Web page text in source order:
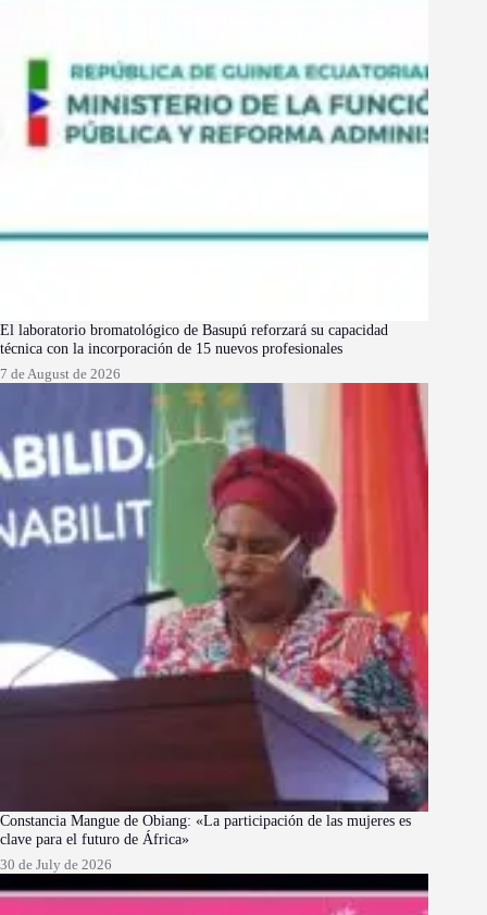
El laboratorio bromatológico de Basupú reforzará su capacidad
técnica con la incorporación de 15 nuevos profesionales
7 de August de 2026
Constancia Mangue de Obiang: «La participación de las mujeres es
clave para el futuro de África»
30 de July de 2026